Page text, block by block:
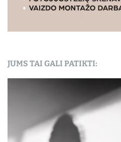
JUMS TAI GALI PATIKTI: